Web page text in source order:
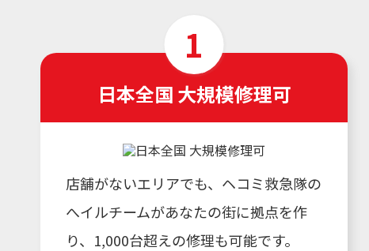
日本全国 大規模修理可
店舗がないエリアでも、ヘコミ救急隊の
へイルチームがあなたの街に拠点を作
り、1,000台超えの修理も可能です。